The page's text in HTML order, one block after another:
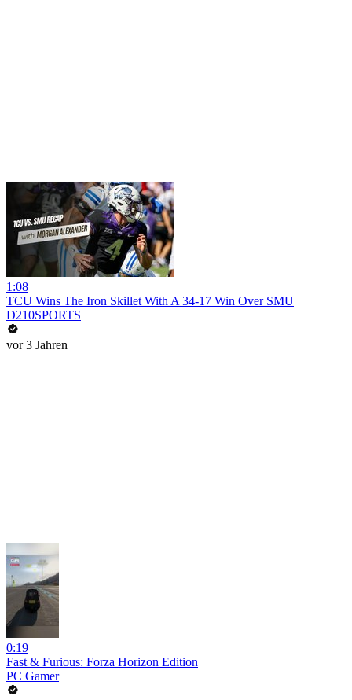
1:08
TCU Wins The Iron Skillet With A 34-17 Win Over SMU
D210SPORTS
vor 3 Jahren
0:19
Fast & Furious: Forza Horizon Edition
PC Gamer